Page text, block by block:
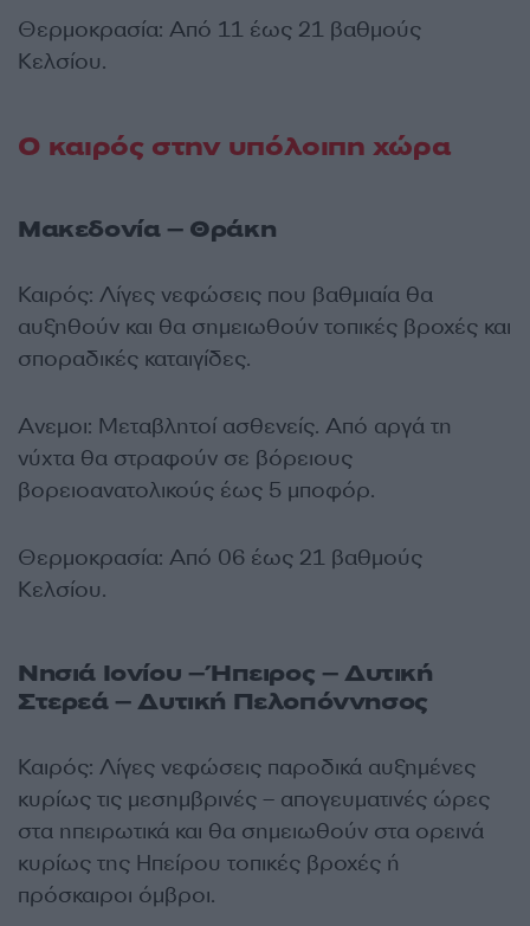
Θερμοκρασία: Από 11 έως 21 βαθμούς
Κελσίου.
Ο καιρός στην υπόλοιπη χώρα
Μακεδονία – Θράκη
Καιρός: Λίγες νεφώσεις που βαθμιαία θα
αυξηθούν και θα σημειωθούν τοπικές βροχές και
σποραδικές καταιγίδες.
Ανεμοι: Μεταβλητοί ασθενείς. Από αργά τη
νύχτα θα στραφούν σε βόρειους
βορειοανατολικούς έως 5 μποφόρ.
Θερμοκρασία: Από 06 έως 21 βαθμούς
Κελσίου.
Νησιά Ιονίου – Ήπειρος – Δυτική
Στερεά – Δυτική Πελοπόννησος
Καιρός: Λίγες νεφώσεις παροδικά αυξημένες
κυρίως τις μεσημβρινές – απογευματινές ώρες
στα ηπειρωτικά και θα σημειωθούν στα ορεινά
κυρίως της Ηπείρου τοπικές βροχές ή
πρόσκαιροι όμβροι.